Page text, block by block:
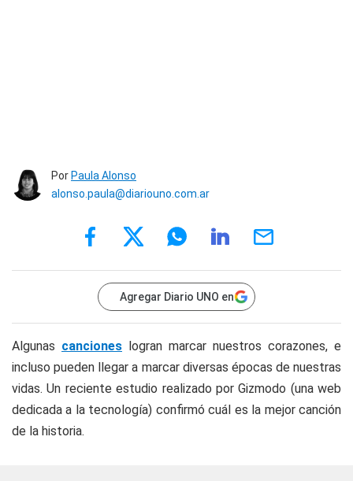
Por Paula Alonso
alonso.paula@diariouno.com.ar
Agregar Diario UNO en
Algunas canciones logran marcar nuestros corazones, e
incluso pueden llegar a marcar diversas épocas de nuestras
vidas. Un reciente estudio realizado por Gizmodo (una web
dedicada a la tecnología) confirmó cuál es la mejor canción
de la historia.